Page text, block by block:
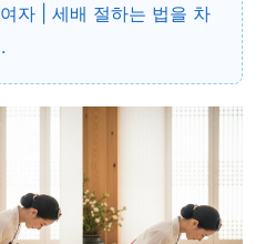
자 | 세배 절하는 법을 차